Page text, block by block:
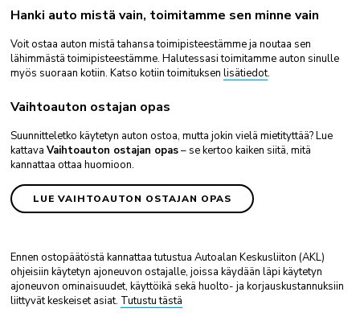
Hanki auto mistä vain, toimitamme sen minne vain
Voit ostaa auton mistä tahansa toimipisteestämme ja noutaa sen
lähimmästä toimipisteestämme. Halutessasi toimitamme auton sinulle
myös suoraan kotiin. Katso kotiin toimituksen lisätiedot.
Vaihtoauton ostajan opas
Suunnitteletko käytetyn auton ostoa, mutta jokin vielä mietityttää? Lue
kattava Vaihtoauton ostajan opas– se kertoo kaiken siitä, mitä
kannattaa ottaa huomioon.
LUE VAIHTOAUTON OSTAJAN OPAS
Ennen ostopäätöstä kannattaa tutustua Autoalan Keskusliiton (AKL)
ohjeisiin käytetyn ajoneuvon ostajalle, joissa käydään läpi käytetyn
ajoneuvon ominaisuudet, käyttöikä sekä huolto- ja korjauskustannuksiin
liittyvät keskeiset asiat. Tutustu tästä